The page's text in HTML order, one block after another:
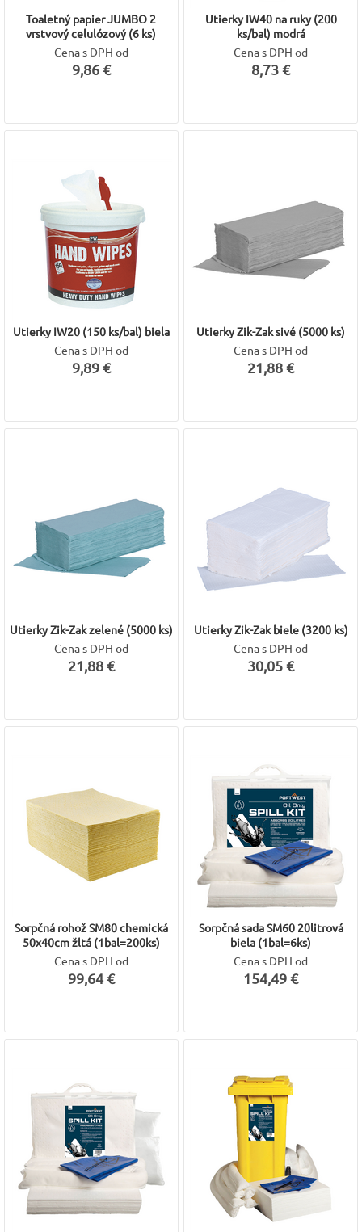
Toaletný papier JUMBO 2
vrstvový celulózový (6 ks)
Cena s DPH od
9,86 €
Utierky IW40 na ruky (200
ks/bal) modrá
Cena s DPH od
8,73 €
Utierky IW20 (150 ks/bal) biela
Cena s DPH od
9,89 €
Utierky Zik-Zak sivé (5000 ks)
Cena s DPH od
21,88 €
Utierky Zik-Zak zelené (5000 ks)
Cena s DPH od
21,88 €
Utierky Zik-Zak biele (3200 ks)
Cena s DPH od
30,05 €
Sorpčná rohož SM80 chemická
50x40cm žltá (1bal=200ks)
Cena s DPH od
99,64 €
Sorpčná sada SM60 20litrová
biela (1bal=6ks)
Cena s DPH od
154,49 €